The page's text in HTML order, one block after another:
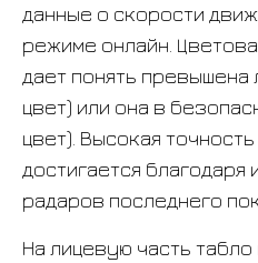
данные о скорости
режиме онлайн.
дает понять превышена
цвет) или она в
цвет). Высокая
достигается
радаров последнего
На лицевую часть